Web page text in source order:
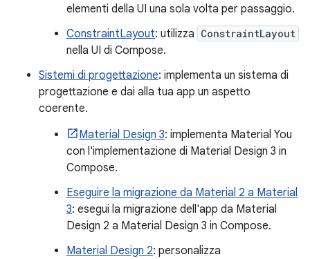
elementi della UI una sola volta per passaggio.
ConstraintLayout: utilizza ConstraintLayout
nella UI di Compose.
Sistemi di progettazione: implementa un sistema di
progettazione e dai alla tua app un aspetto
coerente.
Material Design 3: implementa Material You
con l'implementazione di Material Design 3 in
Compose.
Eseguire la migrazione da Material 2 a Material
3: esegui la migrazione dell'app da Material
Design 2 a Material Design 3 in Compose.
Material Design 2: personalizza